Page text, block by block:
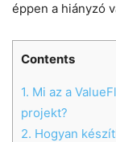
éppen a hiányzó
Contents
1. Mi az a
projekt?
2. Hogyan